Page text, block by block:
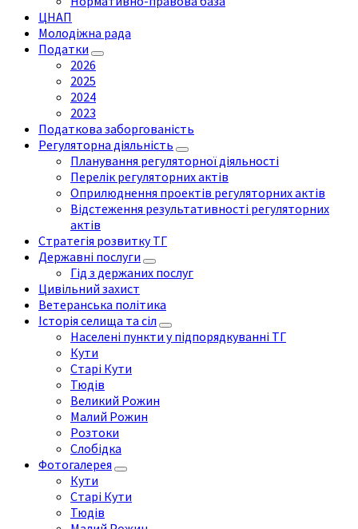
ЦНАП
Молодіжна рада
Податки
2026
2025
2024
2023
Податкова заборгованість
Регуляторна діяльність
Планування регуляторної діяльності
Перелік регуляторних актів
Оприлюднення проектів регуляторних актів
Відстеження результативності регуляторних
актів
Стратегія розвитку ТГ
Державні послуги
Гід з держаних послуг
Цивільний захист
Ветеранська політика
Історія селища та сіл
Населені пункти у підпорядкуванні ТГ
Кути
Старі Кути
Тюдів
Великий Рожин
Малий Рожин
Розтоки
Слобідка
Фотогалерея
Кути
Старі Кути
Тюдів